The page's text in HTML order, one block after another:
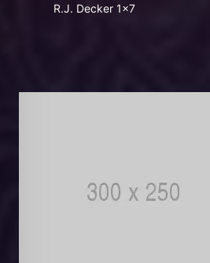
R.J. Decker 1x7